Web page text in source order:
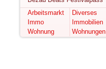
Arbeitsmarkt
Diverses
Immo
Immobilien
Wohnung
Wohnungen